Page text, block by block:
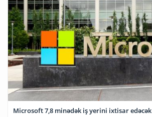
Microsoft 7,8 minədək iş yerini ixtisar edəcək